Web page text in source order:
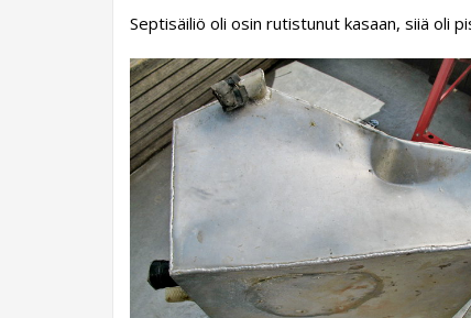
Septisäiliö oli osin rutistunut kasaan, siiä oli